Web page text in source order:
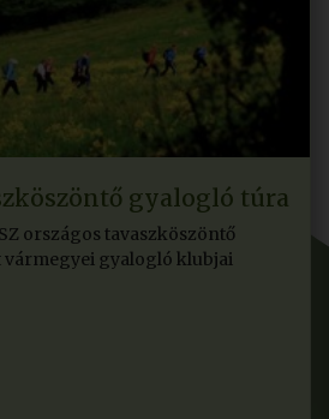
gyalogló túra
országos tavaszköszöntő
gyalogló klubjai